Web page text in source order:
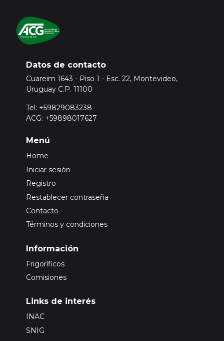
Datos de contacto
Cuareim 1643 - Piso 1 - Esc. 22, Montevideo,
Uruguay C.P. 11100
Tel: +59829083238
ACG: +59898017627
Menú
Home
Iniciar sesión
Registro
Restablecer contraseña
Contacto
Términos y condiciones
Información
Frigoríficos
Comisiones
Links de interés
INAC
SNIG